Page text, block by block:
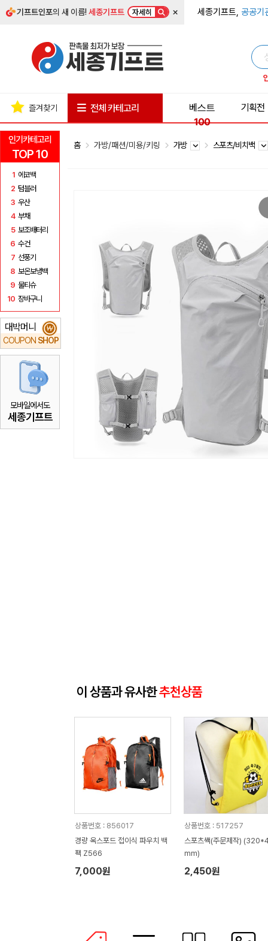
기프트인포의 새 이름!세종기프트 자세히 × 세종기프트, 공공기
인기카테고리
TOP 10
1 에코백
2 텀블러
3 우산
4 부채
5 보조배터리
6 수건
7 선풍기
8 보온보냉백
9 물티슈
10 장바구니
대박머니
COUPON SHOP
₩
모바일에서도
세종기프트
즐겨찾기 전체 카테고리
베스트
100
기획전
홈 가방/패션/미용/키링 가방 스포츠/비치백
이 상품과 유사한추천상품
상품번호 : 856017
경량 옥스포드 접이식 파우치 백
팩 Z566
7,000원
상품번호 : 517257
스포츠쌕(주문제작)
mm)
2,450원